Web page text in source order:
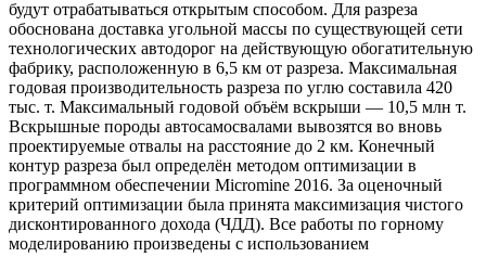
будут отрабатываться открытым способом. Для разреза
обоснована доставка угольной массы по существующей сети
технологических автодорог на действующую обогатительную
фабрику, расположенную в 6,5 км от разреза. Максимальная
годовая производительность разреза по углю составила 420
тыс. т. Максимальный годовой объём вскрыши — 10,5 млн т.
Вскрышные породы автосамосвалами вывозятся во вновь
проектируемые отвалы на расстояние до 2 км. Конечный
контур разреза был определён методом оптимизации в
программном обеспечении Micromine 2016. За оценочный
критерий оптимизации была принята максимизация чистого
дисконтированного дохода (ЧДД). Все работы по горному
моделированию произведены с использованием